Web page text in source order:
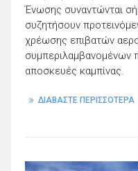
Ένωσης συναντώνται
συζητήσουν
χρέωσης επιβατών
συμπεριλαμβανομένων
αποσκευές καμπίνας.
ΔΙΑΒΑΣΤΕ ΠΕΡΙΣΣΟΤΕΡΑ